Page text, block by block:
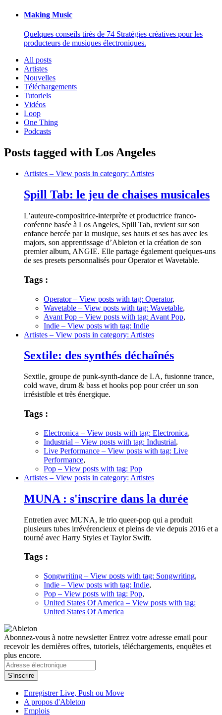
Making Music
Quelques conseils tirés de 74 Stratégies créatives pour les
producteurs de musiques électroniques.
All posts
Artistes
Nouvelles
Téléchargements
Tutoriels
Vidéos
Loop
One Thing
Podcasts
Posts tagged with Los Angeles
Artistes – View posts in category: Artistes
Spill Tab: le jeu de chaises musicales
L’auteure-compositrice-interprète et productrice franco-
coréenne basée à Los Angeles, Spill Tab, revient sur son
enfance bercée par la musique, ses hauts et ses bas avec les
majors, son apprentissage d’Ableton et la création de son
premier album, ANGIE. Elle partage également quelques-uns
de ses presets personnalisés pour Operator et Wavetable.
Tags :
Operator– View posts with tag: Operator,
Wavetable – View posts with tag: Wavetable,
Avant Pop – View posts with tag: Avant Pop,
Indie – View posts with tag: Indie
Artistes – View posts in category: Artistes
Sextile: des synthés déchaînés
Sextile, groupe de punk-synth-dance de LA, fusionne trance,
cold wave, drum & bass et hooks pop pour créer un son
irrésistible et très énergique.
Tags :
Electronica – View posts with tag: Electronica,
Industrial – View posts with tag: Industrial,
Live Performance – View posts with tag: Live
Performance,
Pop – View posts with tag: Pop
Artistes – View posts in category: Artistes
MUNA : s'inscrire dans la durée
Entretien avec MUNA, le trio queer-pop qui a produit
plusieurs tubes irrévérencieux et pleins de vie depuis 2016 et a
tourné avec Harry Styles et Taylor Swift.
Tags :
Songwriting – View posts with tag: Songwriting,
Indie – View posts with tag: Indie,
Pop – View posts with tag: Pop,
United States Of America – View posts with tag:
United States Of America
Abonnez-vous à notre newsletterEntrez votre adresse email pour
recevoir les dernières offres, tutoriels, téléchargements, enquêtes et
plus encore.
Enregistrer Live, Push ou Move
A propos d'Ableton
Emplois